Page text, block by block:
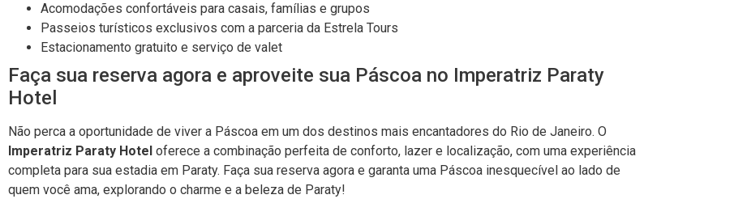
Acomodações confortáveis para casais, famílias e grupos
Passeios turísticos exclusivos com a parceria da Estrela Tours
Estacionamento gratuito e serviço de valet
Faça sua reserva agora e aproveite sua Páscoa no Imperatriz Paraty
Hotel
Não perca a oportunidade de viver a Páscoa em um dos destinos mais encantadores do Rio de Janeiro. O
Imperatriz Paraty Hotel oferece a combinação perfeita de conforto, lazer e localização, com uma experiência
completa para sua estadia em Paraty. Faça sua reserva agora e garanta uma Páscoa inesquecível ao lado de
quem você ama, explorando o charme e a beleza de Paraty!